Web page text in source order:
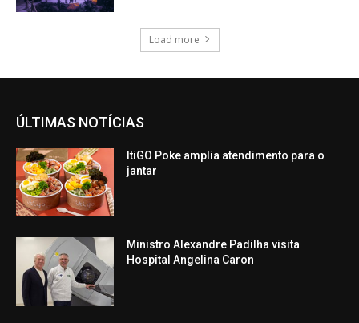
Load more
ÚLTIMAS NOTÍCIAS
ItiGO Poke amplia atendimento para o
jantar
Ministro Alexandre Padilha visita
Hospital Angelina Caron